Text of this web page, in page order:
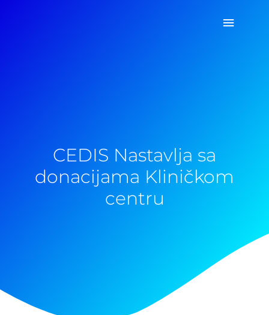
Glavni
CEDIS Nastavlja sa
donacijama Kliničkom
centru